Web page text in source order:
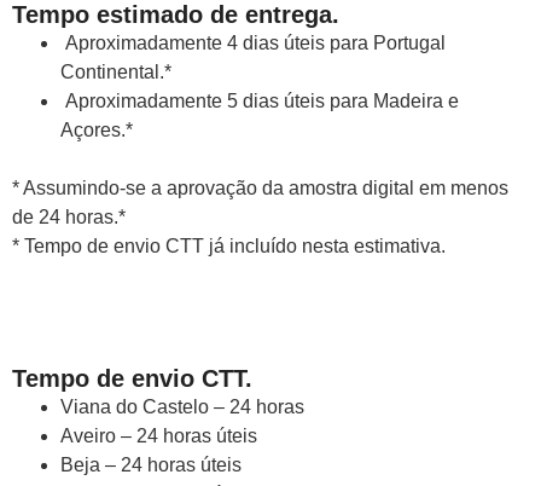
Tempo estimado de entrega.
Aproximadamente 4 dias úteis para Portugal
Continental.*
Aproximadamente 5 dias úteis para Madeira e
Açores.*
* Assumindo-se a aprovação da amostra digital em menos
de 24 horas.*
* Tempo de envio CTT já incluído nesta estimativa.
Tempo de envio CTT.
Viana do Castelo – 24 horas
Aveiro – 24 horas úteis
Beja – 24 horas úteis